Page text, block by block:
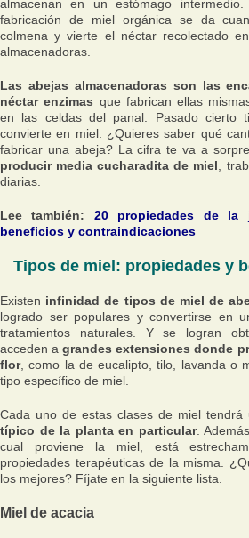
almacenan en un estómago
fabricación de miel orgánica se da
colmena y vierte el néctar recolectado
almacenadoras.
Las abejas almacenadoras son las
néctar enzimas que fabrican ellas
en las celdas del panal. Pasado cierto
convierte en miel. ¿Quieres saber qué
fabricar una abeja? La cifra te va a
producir media cucharadita de miel ,
diarias.
Lee también: 20 propiedades de la
beneficios y contraindicaciones
Tipos de miel: propiedades y
Existen infinidad de tipos de miel de
logrado ser populares y convertirse en
tratamientos naturales. Y se logran
acceden agrandes extensiones donde
flor, como la de eucalipto, tilo, lavanda o
tipo específico de miel.
Cada uno de estas clases de miel tendrá
típico de la planta en particular.
cual proviene la miel, está
propiedades terapéuticas de la misma.
los mejores? Fíjate en la siguiente lista.
Miel de acacia